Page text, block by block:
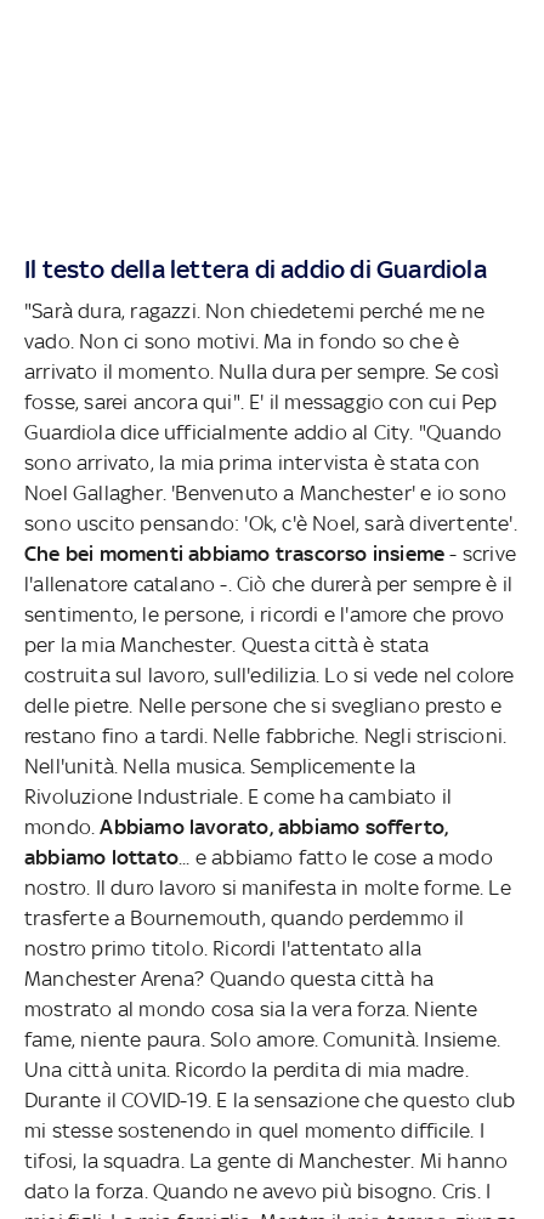
Il testo della lettera di addio di Guardiola
"Sarà dura, ragazzi. Non chiedetemi perché me ne
vado. Non ci sono motivi. Ma in fondo so che è
arrivato il momento. Nulla dura per sempre. Se così
fosse, sarei ancora qui". E' il messaggio con cui Pep
Guardiola dice ufficialmente addio al City. "Quando
sono arrivato, la mia prima intervista è stata con
Noel Gallagher. 'Benvenuto a Manchester' e io sono
sono uscito pensando: 'Ok, c'è Noel, sarà divertente'.
Che bei momenti abbiamo trascorso insieme- scrive
l'allenatore catalano -. Ciò che durerà per sempre è il
sentimento, le persone, i ricordi e l'amore che provo
per la mia Manchester. Questa città è stata
costruita sul lavoro, sull'edilizia. Lo si vede nel colore
delle pietre. Nelle persone che si svegliano presto e
restano fino a tardi. Nelle fabbriche. Negli striscioni.
Nell'unità. Nella musica. Semplicemente la
Rivoluzione Industriale. E come ha cambiato il
mondo. Abbiamo lavorato, abbiamo sofferto,
abbiamo lottato ... e abbiamo fatto le cose a modo
nostro. Il duro lavoro si manifesta in molte forme. Le
trasferte a Bournemouth, quando perdemmo il
nostro primo titolo. Ricordi l'attentato alla
Manchester Arena? Quando questa città ha
mostrato al mondo cosa sia la vera forza. Niente
fame, niente paura. Solo amore. Comunità. Insieme.
Una città unita. Ricordo la perdita di mia madre.
Durante il COVID-19. E la sensazione che questo club
mi stesse sostenendo in quel momento difficile. I
tifosi, la squadra. La gente di Manchester. Mi hanno
dato la forza. Quando ne avevo più bisogno. Cris. I